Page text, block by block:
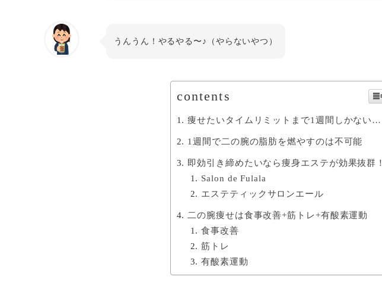
うんうん！やるやる〜♪（やらないやつ）
contents
痩せたいタイムリミットまで1週間しかない…
1週間で二の腕の脂肪を燃やすのは不可能
即効引き締めたいなら痩身エステが効果抜群！
Salon de Fulala
エステティックサロンエール
二の腕痩せは食事改善+筋トレ+有酸素運動
食事改善
筋トレ
有酸素運動